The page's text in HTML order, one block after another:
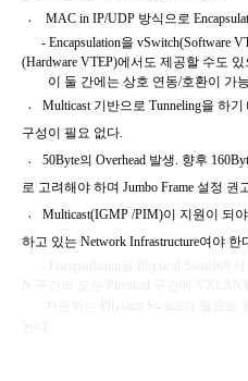
MAC in IP/UDP 방식으로
- Encapsulation을 vSwitch(Software
(Hardware VTEP)에서도 제공할 수도 있
이 둘 간에는 상호 연동/호환이 가
Multicast 기반으로 Tunneling을 하기
구성이 필요 없다.
50Byte의 Overhead 발생. 향후
로 고려해야 하며 Jumbo Frame 설정 권
Multicast(IGMP /PIM)이 지원이 되
하고 있는 Network Infrastructure여야 한